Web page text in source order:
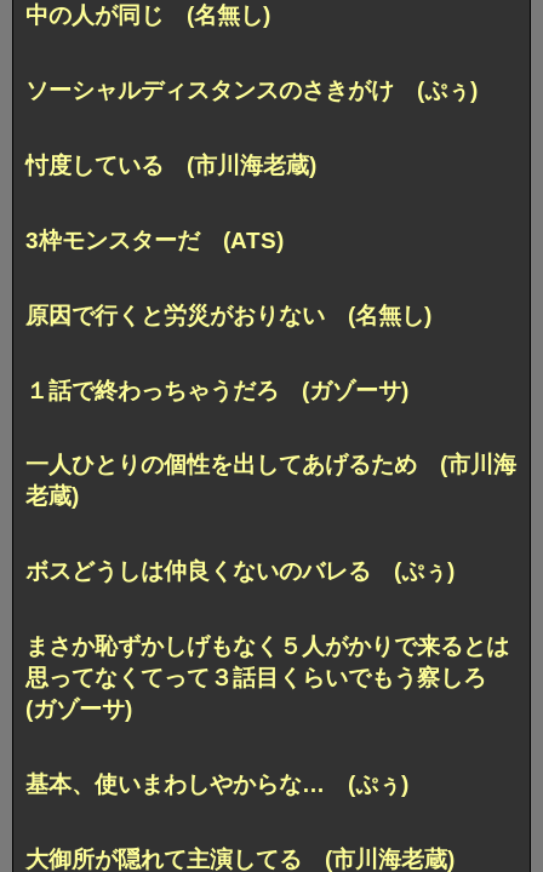
中の人が同じ (名無し)
ソーシャルディスタンスのさきがけ (ぷぅ)
忖度している (市川海老蔵)
3枠モンスターだ (ATS)
原因で行くと労災がおりない (名無し)
１話で終わっちゃうだろ (ガゾーサ)
一人ひとりの個性を出してあげるため (市川海
老蔵)
ボスどうしは仲良くないのバレる (ぷぅ)
まさか恥ずかしげもなく５人がかりで来るとは
思ってなくてって３話目くらいでもう察しろ
(ガゾーサ)
基本、使いまわしやからな… (ぷぅ)
大御所が隠れて主演してる (市川海老蔵)